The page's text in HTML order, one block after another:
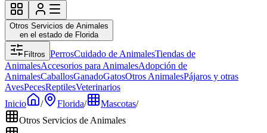
Otros Servicios de Animales
en el estado de Florida
Filtros PerrosCuidado de AnimalesTiendas de
AnimalesAccesorios para AnimalesAdopción de
AnimalesCaballosGanadoGatosOtros AnimalesPájaros y otras
AvesPecesReptilesVeterinarios
Inicio
/ Florida/ Mascotas/
Otros Servicios de Animales